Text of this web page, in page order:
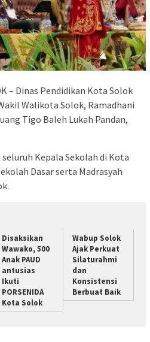
– Dinas Pendidikan Kota Solok
Walikota Solok, Ramadhani
Tigo Baleh Lukah Pandan,
Kepala Sekolah di Kota
Dasar serta Madrasyah
Disaksikan
Wawako, 500
Anak PAUD
antusias
Ikuti
PORSENIDA
Kota Solok
Wabup Solok
Ajak Perkuat
Silaturahmi
dan
Konsistensi
Berbuat Baik